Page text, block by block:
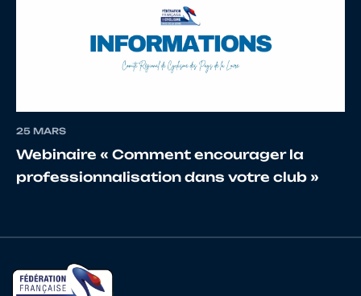
25 MARS
Webinaire « Comment encourager la
professionnalisation dans votre club »